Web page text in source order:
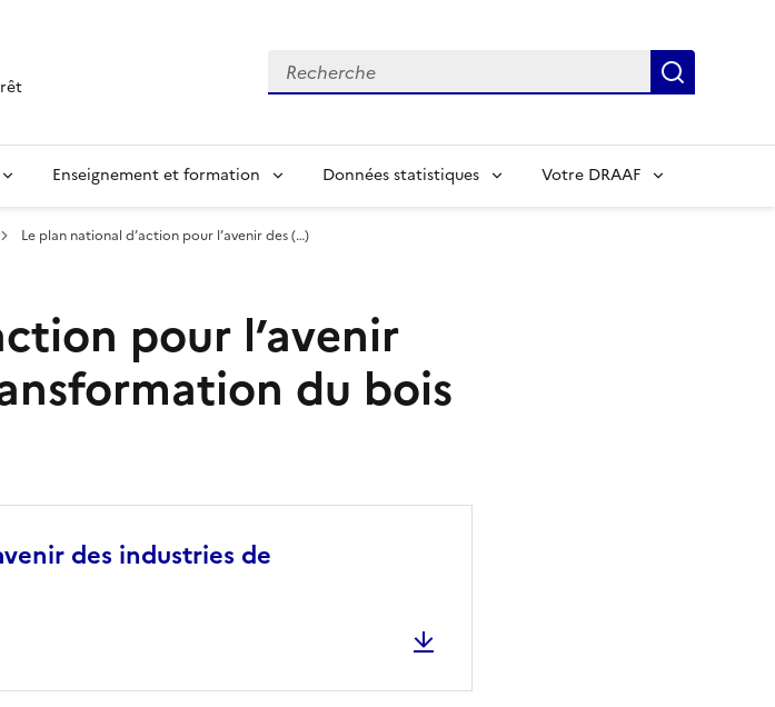
Recherche
Enseignement et formation Données statistiques Votre DRAAF
Le plan national d’action pour l’avenir des (…)
pour l’avenir
du bois
des industries de